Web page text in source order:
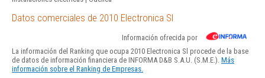
Datos comerciales de 2010 Electronica Sl
Información ofrecida por
La información del Ranking que ocupa 2010 Electronica Sl procede de la base
de datos de información financiera de INFORMA D&B S.A.U. (S.M.E.). Más
información sobre el Ranking de Empresas.